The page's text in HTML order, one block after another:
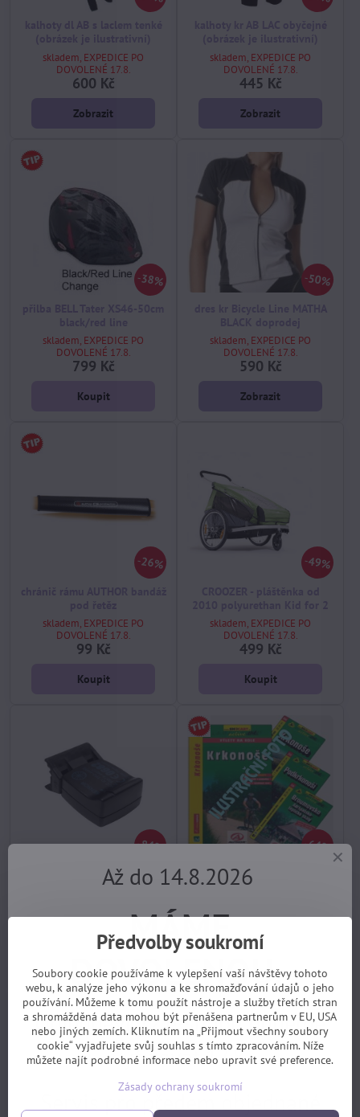
skladem, EXPEDICE PO
DOVOLENÉ 17.8.
600 Kč
Zobrazit
skladem, EXPEDICE PO
DOVOLENÉ 17.8.
445 Kč
Zobrazit
38%
skladem, EXPEDICE PO
DOVOLENÉ 17.8.
799 Kč
Koupit
50%
skladem, EXPEDICE PO
DOVOLENÉ 17.8.
590 Kč
Zobrazit
26%
skladem, EXPEDICE PO
DOVOLENÉ 17.8.
99 Kč
Koupit
49%
skladem, EXPEDICE PO
DOVOLENÉ 17.8.
499 Kč
Koupit
84%
VDO bezdrát.sada pro
snímání kadence DS
DOVOLENÉ 17.8.
90 Kč
64%
mapa cyklo Plzeňsko jih,132
DOVOLENÉ 17.8.
33 Kč
Předvolby soukromí
Soubory cookie používáme k vylepšení vaší návštěvy tohoto
webu, k analýze jeho výkonu a ke shromažďování údajů o jeho
používání. Můžeme k tomu použít nástroje a služby třetích stran
a shromážděná data mohou být přenášena partnerům v EU, USA
nebo jiných zemích. Kliknutím na „Přijmout všechny soubory
cookie“ vyjadřujete svůj souhlas s tímto zpracováním. Níže
můžete najít podrobné informace nebo upravit své preference.
Zásady ochrany soukromí
Až do 14.8.2026
MÁME
DOVOLENOU.
Objednávky z e-shopu budeme
vyřizovat 17.8.
Servis pro předem objednané